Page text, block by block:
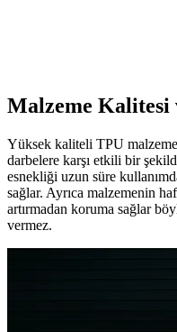
Malzeme Kalitesi
Yüksek kaliteli TPU
darbelere karşı etkili bir
esnekliği uzun süre
sağlar. Ayrıca malzemenin
artırmadan koruma sağlar
vermez.